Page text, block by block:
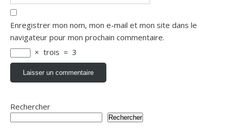
Enregistrer mon nom, mon e-mail et mon site dans le
navigateur pour mon prochain commentaire.
× trois = 3
Rechercher
Rechercher